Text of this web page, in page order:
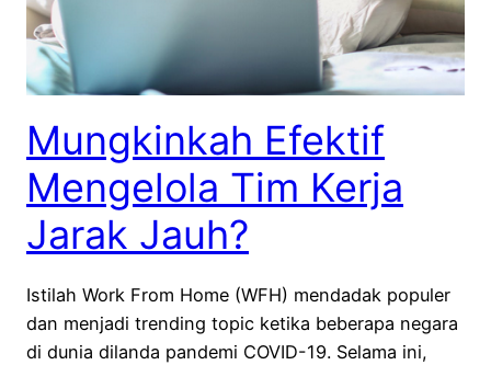
Mungkinkah Efektif
Mengelola Tim Kerja
Jarak Jauh?
Istilah Work From Home (WFH) mendadak populer
dan menjadi trending topic ketika beberapa negara
di dunia dilanda pandemi COVID-19. Selama ini,